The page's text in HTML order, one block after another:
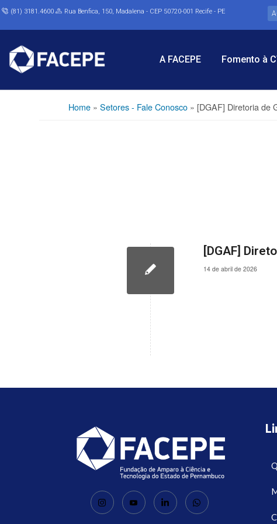
Home »Setores - Fale Conosco » [DGAF] Diretoria de
(81) 3181.4600 Rua Benfica, 150, Madalena - CEP 50720-001 Recife - PE
A FACEPE Fomento à
[DGAF]
14 de abril de 2026